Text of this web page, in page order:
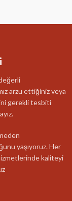
arzu ettiğiniz veya
gerekli tesbiti
yaşıyoruz. Her
kaliteyi